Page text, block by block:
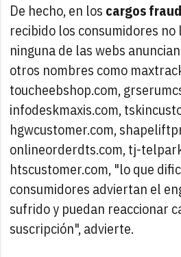
De hecho, en los cargos
recibido los consumidores
ninguna de las webs
otros nombres como
toucheebshop.com,
infodeskmaxis.com,
hgwcustomer.com,
onlineorderdts.com, tj-
htscustomer.com, "lo que
consumidores adviertan el
sufrido y puedan reaccionar
suscripción", advierte.